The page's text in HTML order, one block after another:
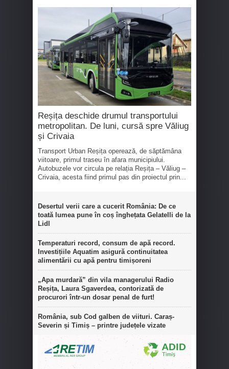
Reșița deschide drumul transportului
metropolitan. De luni, cursă spre Văliug
și Crivaia
Transport Urban Reșița operează, de săptămâna
viitoare, primul traseu în afara municipiului.
Autobuzele vor circula pe relația Reșița – Văliug –
Crivaia, acesta fiind primul pas din proiectul prin...
Desertul verii care a cucerit România: De ce
toată lumea pune în coș înghețata Gelatelli de la
Lidl
Temperaturi record, consum de apă record.
Investițiile Aquatim asigură continuitatea
alimentării cu apă pentru timișoreni
„Apa murdară” din vila managerului Radio
Reșița, Laura Sgaverdea, contorizată de
procurori într-un dosar penal de furt!
România, sub Cod galben de viituri. Caraș-
Severin și Timiș – printre județele vizate